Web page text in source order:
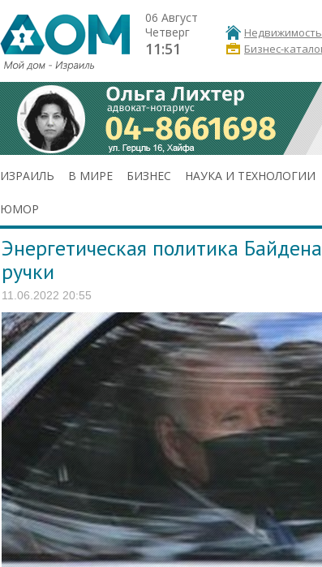
06 Август
Четверг
11:51
Бизнес-
ИЗРАИЛЬ В МИРЕ БИЗНЕС НАУКА И ТЕХНОЛОГИИ
ЮМОР
Энергетическая политика
ручки
11.06.2022 20:55